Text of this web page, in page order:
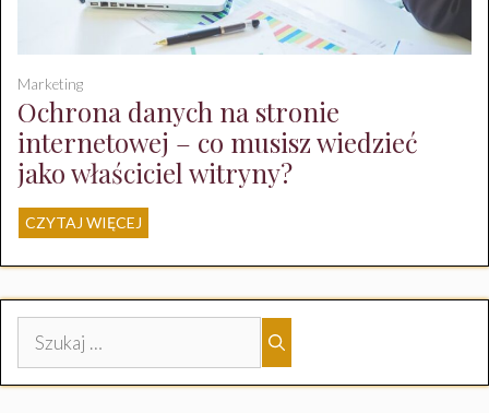
Ochrona danych na stronie
internetowej – co musisz wiedzieć
jako właściciel witryny?
Marketing
CZYTAJ WIĘCEJ
Szukaj: